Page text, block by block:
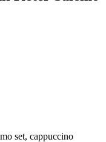
set, cappuccino